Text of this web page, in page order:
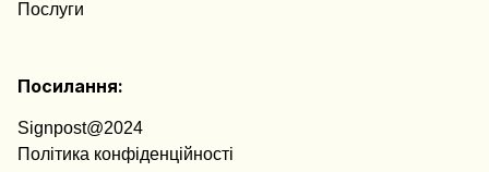
Інформація
Матеріали:
Послуги